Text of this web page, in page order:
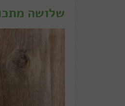
שלושה